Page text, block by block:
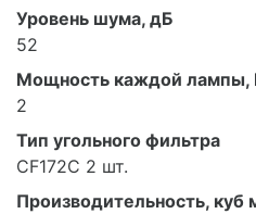
Уровень шума, дБ
52
Мощность каждой лампы,
2
Тип угольного фильтра
CF172C 2 шт.
Производительность, куб